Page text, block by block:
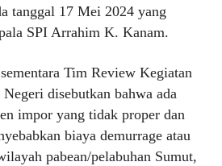
tanggal 17 Mei 2024 yang
SPI Arrahim K. Kanam.
Tim Review Kegiatan
disebutkan bahwa ada
impor yang tidak proper dan
biaya demurrage atau
pabean/pelabuhan Sumut,